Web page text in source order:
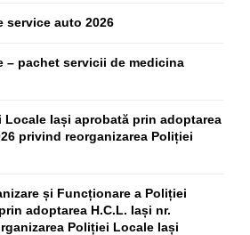
service auto 2026
– pachet servicii de medicina
Locale Iași aprobată prin adoptarea
privind reorganizarea Poliției
și Funcționare a Poliției
adoptarea H.C.L. Iași nr.
Poliției Locale Iași